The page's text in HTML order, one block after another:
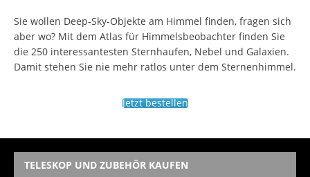
Sie wollen Deep-Sky-Objekte am Himmel finden, fragen sich
aber wo? Mit dem Atlas für Himmelsbeobachter finden Sie
die 250 interessantesten Sternhaufen, Nebel und Galaxien.
Damit stehen Sie nie mehr ratlos unter dem Sternenhimmel.
Jetzt bestellen
TELESKOP UND ZUBEHÖR KAUFEN